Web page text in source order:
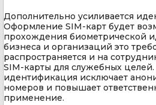
Дополнительно усиливается
Оформление SIM-карт будет
прохождения биометрической
бизнеса и организаций это
распространяется и на
SIM-карты для служебных
идентификация исключает
номеров и повышает
применение.